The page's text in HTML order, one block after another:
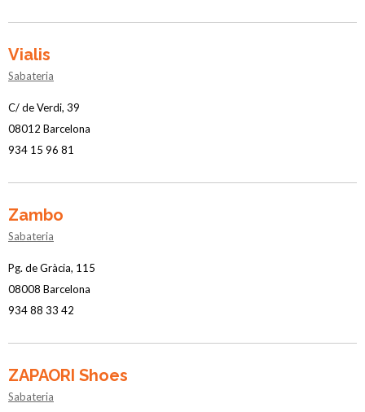
Vialis
Sabateria
C/ de Verdi, 39
08012 Barcelona
934 15 96 81
Zambo
Sabateria
Pg. de Gràcia, 115
08008 Barcelona
934 88 33 42
ZAPAORI Shoes
Sabateria